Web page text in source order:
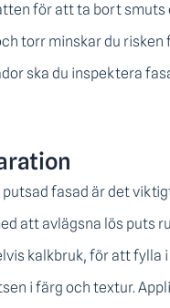
för att ta bort
torr minskar du
ska du inspektera
putsad fasad är det
att avlägsna lös puts
kalkbruk, för att fylla
i färg och textur.